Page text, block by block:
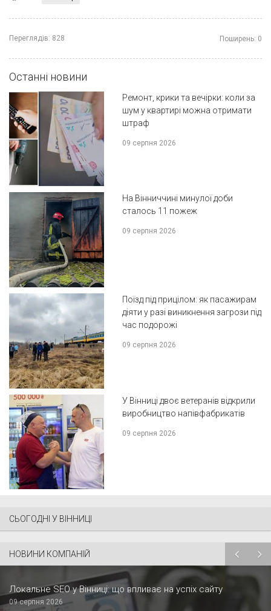
Переглядів: 828 Поширень: 0
Останні новини
Ремонт, крики та вечірки: коли за
шум у квартирі можна отримати
штраф
09 серпня 2026
На Вінниччині минулої доби
сталось 11 пожеж
09 серпня 2026
Поїзд під прицілом: як пасажирам
діяти у разі виникнення загрози під
час подорожі
09 серпня 2026
У Вінниці двоє ветеранів відкрили
виробництво напівфабрикатів
09 серпня 2026
СЬОГОДНІ У ВІННИЦІ
НОВИНИ КОМПАНІЙ
Локальне SEO у Вінниці: що впливає на успіх сайту
09 серпня 2026